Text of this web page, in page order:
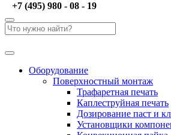
+7 (495) 980 - 08 - 19
Оборудование
Поверхностный монтаж
Трафаретная печать
Каплеструйная печать
Дозирование паст и
Установщики